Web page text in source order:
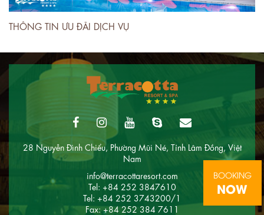
THÔNG TIN ƯU ĐÃI DỊCH VỤ
28 Nguyễn Đình Chiểu, Phường Mũi Né, Tỉnh Lâm Đồng, Việt
Nam
info@terracottaresort.com
Tel: +84 252 3847610
Tel: +84 252 3743200/1
Fax: +84 252 384 7611
BOOKING
NOW